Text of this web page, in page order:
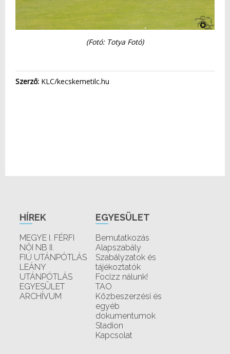
(Fotó: Totya Fotó)
Szerző: KLC/kecskemetilc.hu
HÍREK
MEGYE I. FÉRFI
NŐI NB II.
FIÚ UTÁNPÓTLÁS
LEÁNY
UTÁNPÓTLÁS
EGYESÜLET
ARCHÍVUM
EGYESÜLET
Bemutatkozás
Alapszabály
Szabályzatok és
tájékoztatók
Focizz nálunk!
TAO
Közbeszerzési és
egyéb
dokumentumok
Stadion
Kapcsolat